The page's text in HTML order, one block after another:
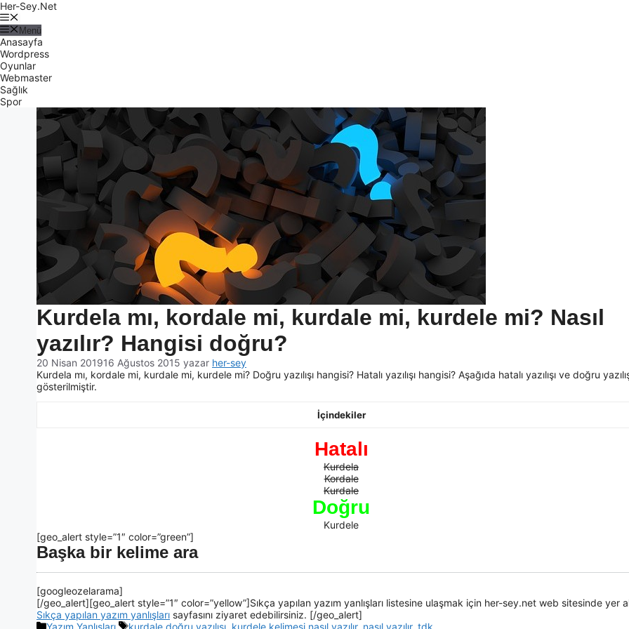
Her-Sey.Net
Menü
Anasayfa
Wordpress
Oyunlar
Webmaster
Sağlık
Spor
Kurdela mı, kordale mi, kurdale mi, kurdele mi? Nasıl
yazılır? Hangisi doğru?
20 Nisan 201916 Ağustos 2015 yazar her-sey
Kurdela mı, kordale mi, kurdale mi, kurdele mi? Doğru yazılışı hangisi? Hatalı yazılışı hangisi? Aşağıda hatalı yazılışı ve doğru
gösterilmiştir.
İçindekiler
Hatalı
Kurdela
Kordale
Kurdale
Doğru
Kurdele
[geo_alert style=”1″ color=”green”]
Başka bir kelime ara
[googleozelarama]
[/geo_alert][geo_alert style=”1″ color=”yellow”]Sıkça yapılan yazım yanlışları listesine ulaşmak için her-sey.net web sitesinde yer
Sıkça yapılan yazım yanlışları sayfasını ziyaret edebilirsiniz. [/geo_alert]
Yazım Yanlışları
kurdale doğru yazılışı kurdele kelimesi nasıl yazılır, nasıl yazılır, tdk